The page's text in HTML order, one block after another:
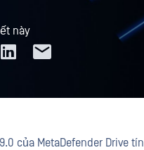
này
của MetaDefender Drive